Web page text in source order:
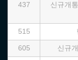
437
신규개
515
605 신규